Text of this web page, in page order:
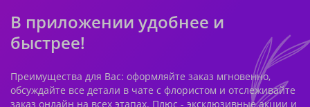
В приложении удобнее и
быстрее!
Преимущества для Вас: оформляйте заказ мгновенно,
обсуждайте все детали в чате с флористом и отслеживайте
заказ онлайн на всех этапах. Плюс - эксклюзивные акции и